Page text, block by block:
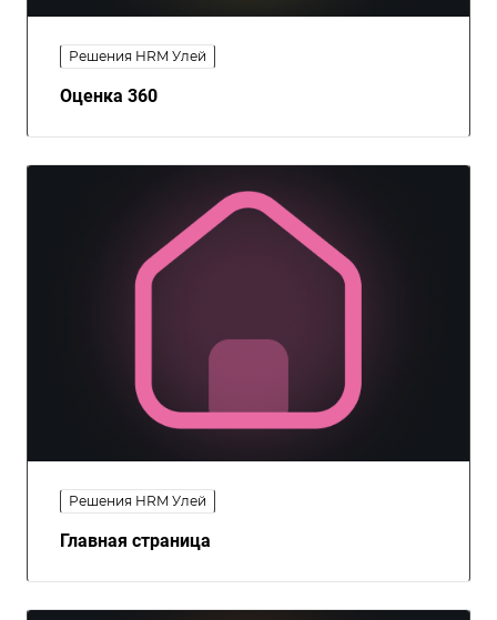
Решения HRM Улей
Оценка 360
Решения HRM Улей
Главная страница